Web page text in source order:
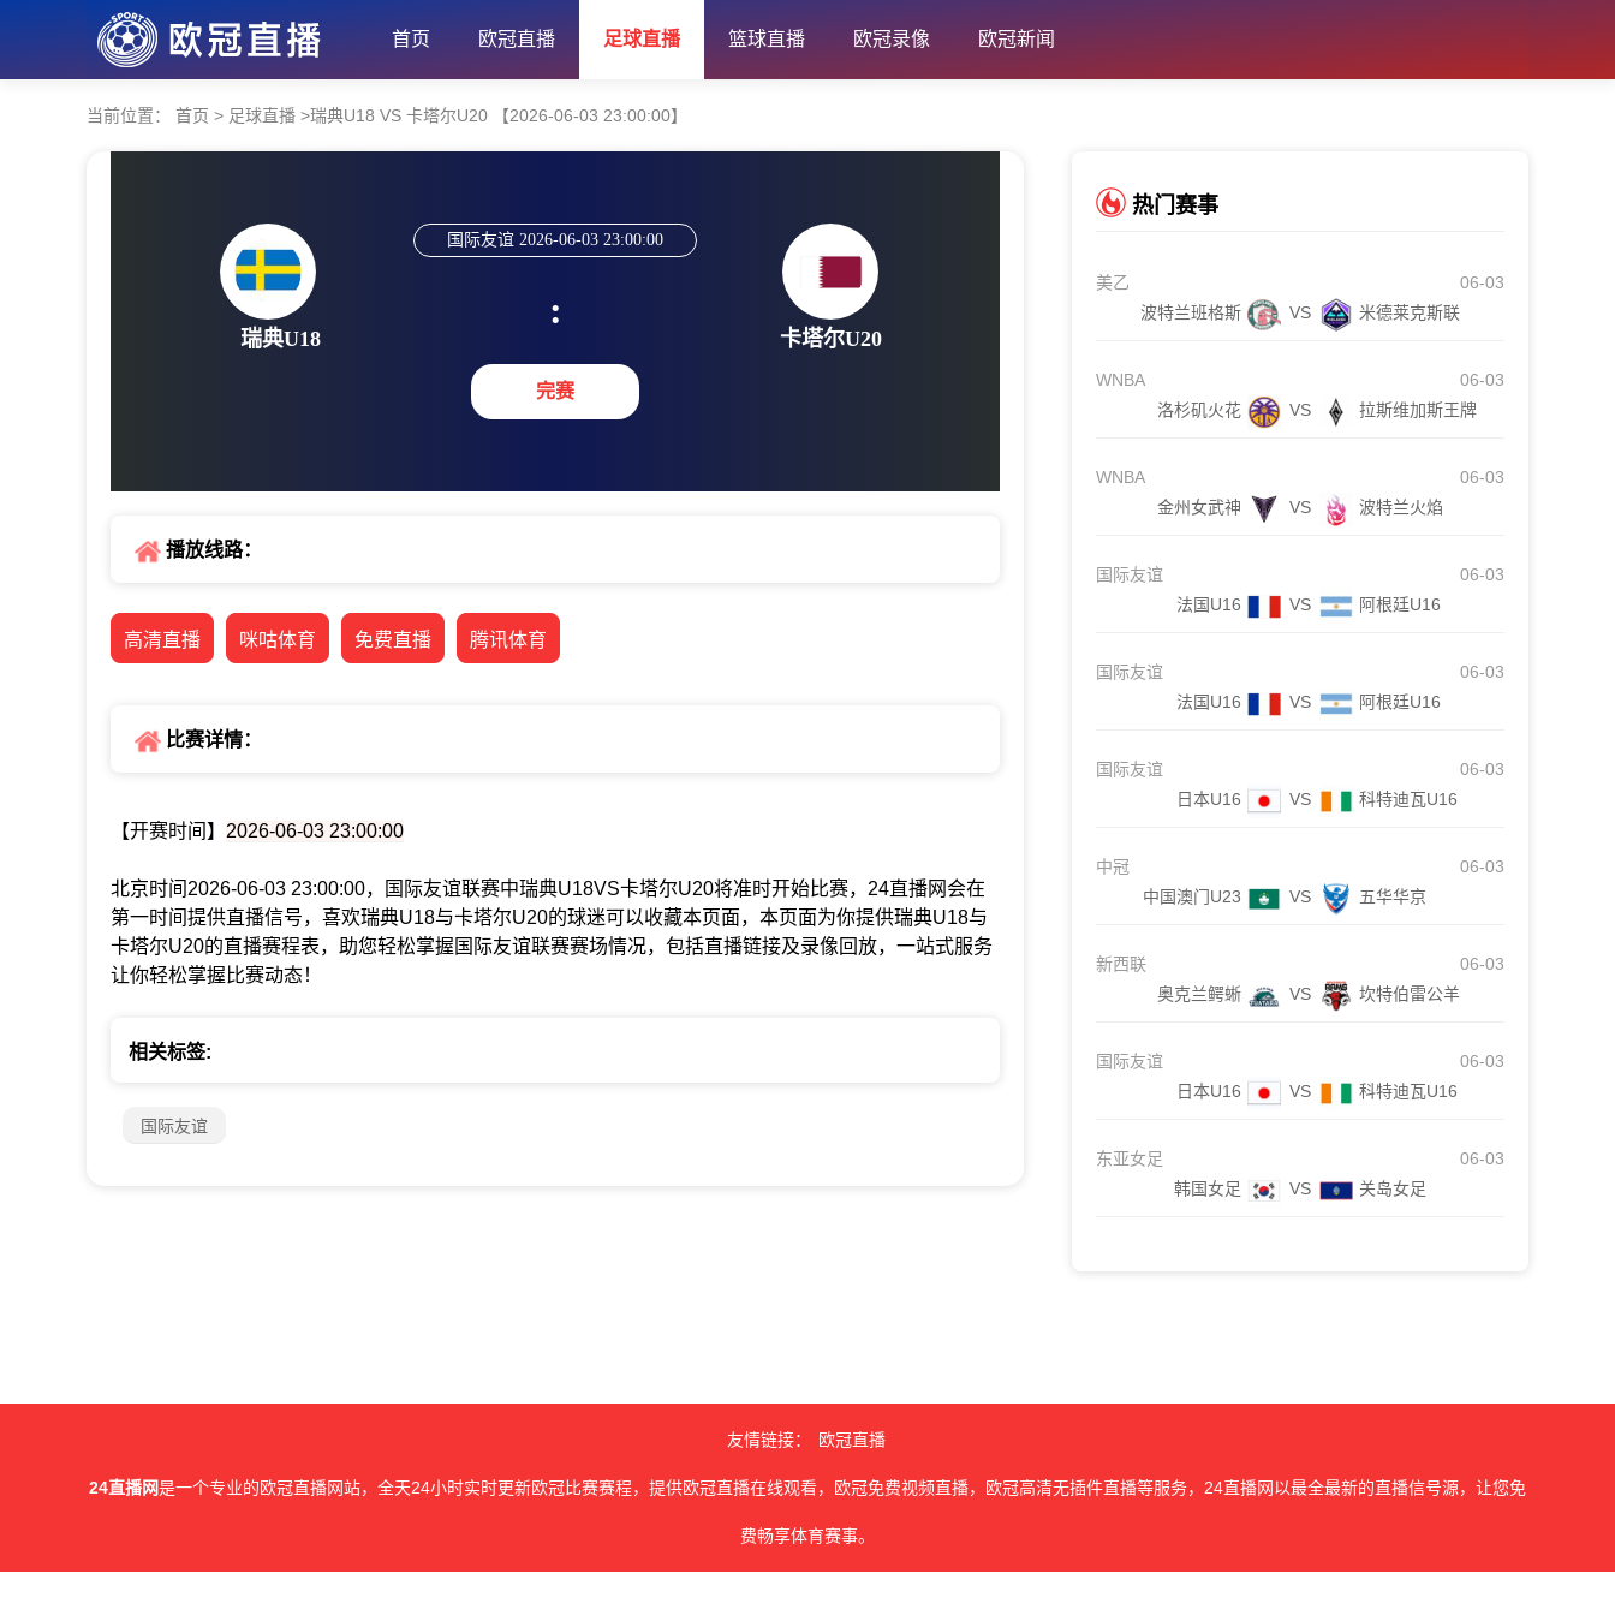
首页 欧冠直播 足球直播 篮球直播 欧冠录像 欧冠新闻
当前位置： 首页 > 足球直播 >瑞典U18 VS 卡塔尔U20 【2026-06-03 23:00:00】
瑞典U18
国际友谊 2026-06-03 23:00:00
:
完赛
卡塔尔U20
播放线路：
高清直播 咪咕体育 免费直播 腾讯体育
比赛详情：
【开赛时间】 2026-06-03 23:00:00
北京时间2026-06-03 23:00:00，国际友谊联赛中瑞典U18VS卡塔尔U20将准时开始比赛，24直播网会在
第一时间提供直播信号，喜欢瑞典U18与卡塔尔U20的球迷可以收藏本页面，本页面为你提供瑞典U18与
卡塔尔U20的直播赛程表，助您轻松掌握国际友谊联赛赛场情况，包括直播链接及录像回放，一站式服务
让你轻松掌握比赛动态！
相关标签:
国际友谊
热门赛事
美乙
06-03
波特兰班格斯
VS 米德莱克斯联
WNBA
06-03
洛杉矶火花
VS 拉斯维加斯王牌
WNBA
06-03
金州女武神
VS 波特兰火焰
国际友谊
06-03
法国U16
VS 阿根廷U16
国际友谊
06-03
法国U16
VS 阿根廷U16
国际友谊
06-03
日本U16
VS 科特迪瓦U16
中冠
06-03
中国澳门U23
VS 五华华京
新西联
06-03
奥克兰鳄蜥
VS 坎特伯雷公羊
国际友谊
06-03
日本U16
VS 科特迪瓦U16
东亚女足
06-03
韩国女足
VS 关岛女足
友情链接： 欧冠直播
24直播网是一个专业的欧冠直播网站，全天24小时实时更新欧冠比赛赛程，提供欧冠直播在线观看，欧冠免费视频直播，欧冠高清无插件直播等服务，24直播网以最全最新的直播信号源，让您免
费畅享体育赛事。